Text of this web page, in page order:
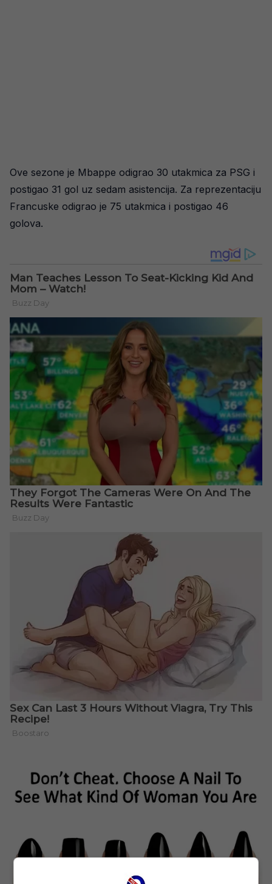
Ove sezone je Mbappe odigrao 30 utakmica za PSG i
postigao 31 gol uz sedam asistencija. Za reprezentaciju
Francuske odigrao je 75 utakmica i postigao 46
golova.